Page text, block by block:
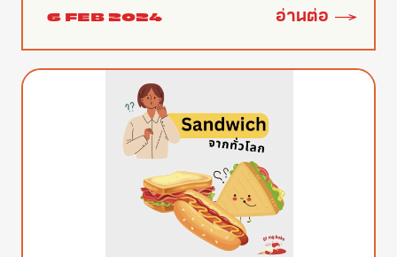
อ่านต่อ
6 FEB 2024